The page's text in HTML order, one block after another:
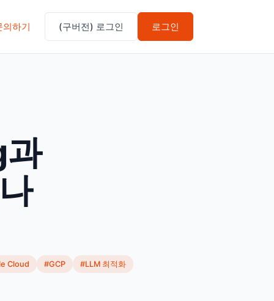
의하기 (구버전) 로그인 로그인
Cloud #GCP #LLM 최적화